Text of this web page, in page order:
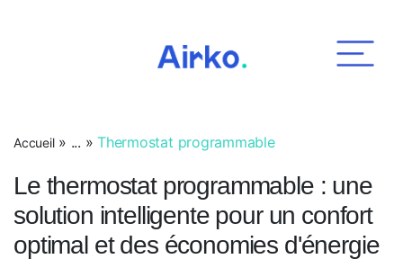
Accueil» ... »Thermostat programmable
Le thermostat programmable : une
solution intelligente pour un confort
optimal et des économies d'énergie